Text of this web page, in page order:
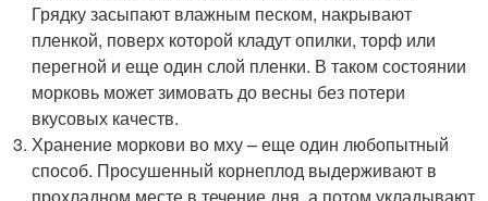
Грядку засыпают влажным песком, накрывают
пленкой, поверх которой кладут опилки, торф или
перегной и еще один слой пленки. В таком состоянии
морковь может зимовать до весны без потери
вкусовых качеств.
Хранение моркови во мху – еще один любопытный
способ. Просушенный корнеплод выдерживают в
прохладном месте в течение дня, а потом укладывают